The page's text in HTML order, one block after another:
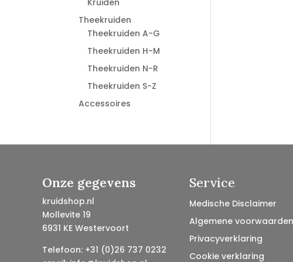
Kruiden
Theekruiden
Theekruiden A-G
Theekruiden H-M
Theekruiden N-R
Theekruiden S-Z
Accessoires
Onze gegevens
kruidshop.nl
Mollevite 19
6931 KE Westervoort
Telefoon: +31 (0)26 737 0232
Service
Medische Disclaimer
Algemene voorwaarden
Privacyverklaring
Cookie verklaring